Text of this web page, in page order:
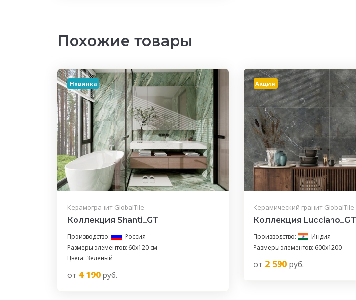
Похожие товары
Новинка
Керамогранит GlobalTile
Коллекция Shanti_GT
Производство:
Россия
Размеры элементов: 60x120 см
Цвета: Зеленый
от 4 190 руб.
Акция
Керамический гранит GlobalTile
Коллекция Lucciano_GT
Производство:
Индия
Размеры элементов: 600x1200
от 2 590руб.